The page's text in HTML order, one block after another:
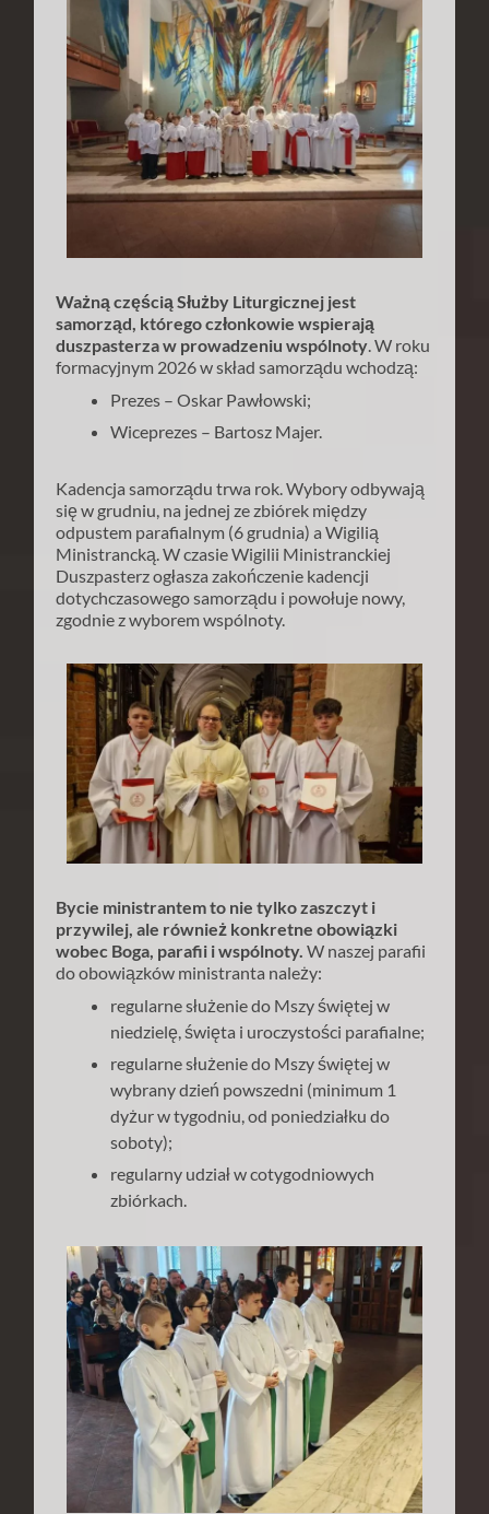
Ważną częścią Służby Liturgicznej jest
samorząd, którego członkowie wspierają
duszpasterza w prowadzeniu wspólnoty. W roku
formacyjnym 2026 w skład samorządu wchodzą:
Prezes – Oskar Pawłowski;
Wiceprezes – Bartosz Majer.
Kadencja samorządu trwa rok. Wybory odbywają
się w grudniu, na jednej ze zbiórek między
odpustem parafialnym (6 grudnia) a Wigilią
Ministrancką. W czasie Wigilii Ministranckiej
Duszpasterz ogłasza zakończenie kadencji
dotychczasowego samorządu i powołuje nowy,
zgodnie z wyborem wspólnoty.
Bycie ministrantem to nie tylko zaszczyt i
przywilej, ale również konkretne obowiązki
wobec Boga, parafii i wspólnoty. W naszej parafii
do obowiązków ministranta należy:
regularne służenie do Mszy świętej w
niedzielę, święta i uroczystości parafialne;
regularne służenie do Mszy świętej w
wybrany dzień powszedni (minimum 1
dyżur w tygodniu, od poniedziałku do
soboty);
regularny udział w cotygodniowych
zbiórkach.